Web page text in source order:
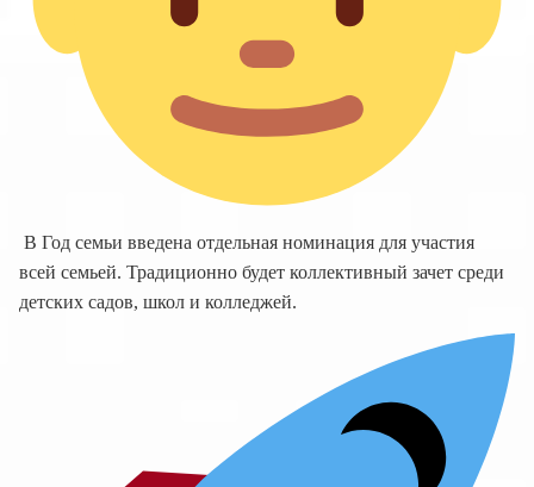
В Год семьи введена отдельная номинация для участия
всей семьей. Традиционно будет коллективный зачет среди
детских садов, школ и колледжей.